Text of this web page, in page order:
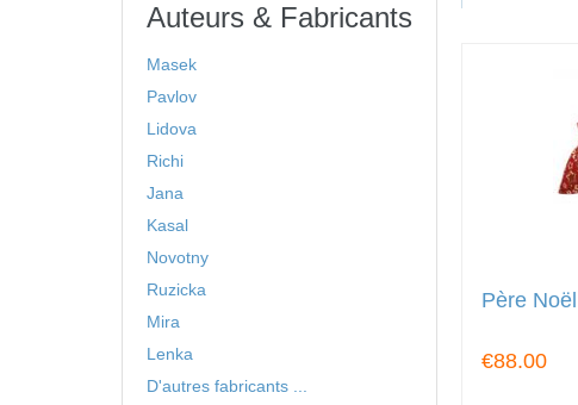
Père
€88.00
Auteurs & Fabricants
Masek
Pavlov
Lidova
Richi
Jana
Kasal
Novotny
Ruzicka
Mira
Lenka
D'autres fabricants ...